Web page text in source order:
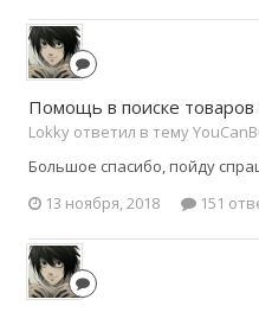
Помощь в поиске товаров
Lokky ответил в тему
Большое спасибо, пойду
13 ноября, 2018
151